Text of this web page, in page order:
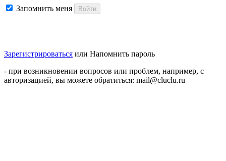
Запомнить меня Войти
Зарегистрироваться или Напомнить пароль
- при возникновении вопросов или проблем, например, с
авторизацией, вы можете обратиться: mail@cluclu.ru